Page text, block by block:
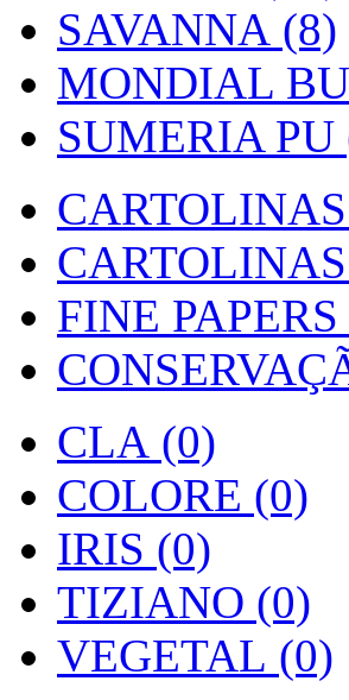
SAVANNA (8)
MONDIAL
SUMERIA PU
FINE
CLA (0)
COLORE (0)
IRIS (0)
TIZIANO (0)
VEGETAL (0)